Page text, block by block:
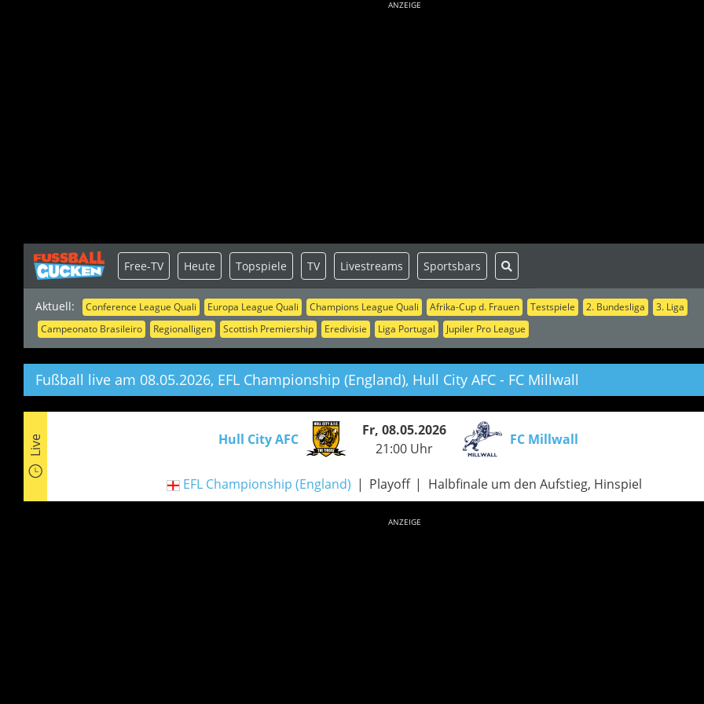
ANZEIGE
Aktuell: Conference League Quali Europa League Quali Champions League Quali Afrika-Cup d. Frauen Testspiele 2. Bundesliga
3. Liga
Campeonato Brasileiro
Regionalligen Scottish Premiership Eredivisie Liga Portugal Jupiler Pro League
Free-TV Heute Topspiele TV Livestreams Sportsbars
Fußball live am 08.05.2026, EFL Championship (England), Hull City AFC - FC Millwall
Live Hull City AFC
Fr, 08.05.2026
21:00 Uhr
FC Millwall
EFL Championship (England) Playoff Halbfinale um den Aufstieg, Hinspiel
ANZEIGE